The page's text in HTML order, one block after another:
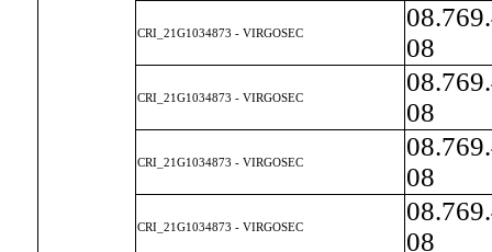
CRI_21G1034873 - VIRGOSEC
08
CRI_21G1034873 - VIRGOSEC
08
CRI_21G1034873 - VIRGOSEC
08
CRI_21G1034873 - VIRGOSEC
08